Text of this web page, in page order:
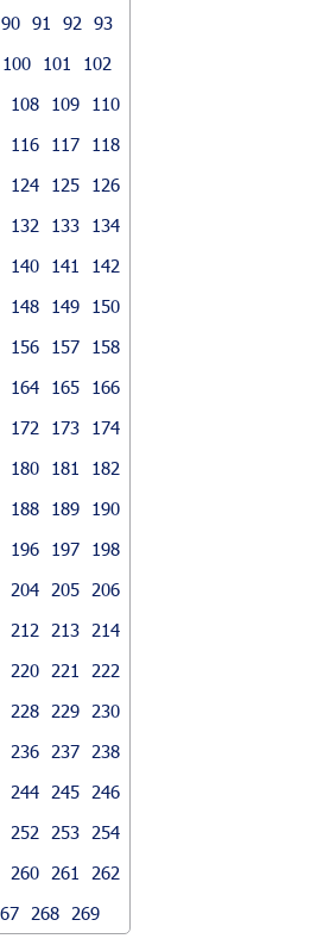
90 91 92
93
100 101
102
108 109
110
116 117
118
124 125
126
132 133
134
140 141
142
148 149
150
156 157
158
164 165
166
172 173
174
180 181
182
188 189
190
196 197
198
204 205
206
212 213
214
220 221
222
228 229
230
236 237
238
244 245
246
252 253
254
260 261
262
268 269